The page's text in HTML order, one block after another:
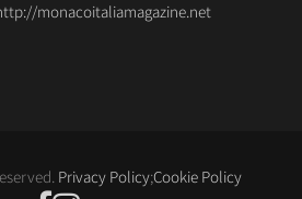
monacoitaliamagazine.net
Privacy Policy;Cookie Policy